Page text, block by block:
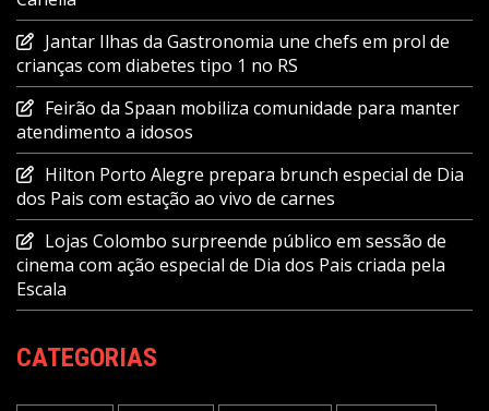
Jantar Ilhas da Gastronomia une chefs em prol de
crianças com diabetes tipo 1 no RS
Feirão da Spaan mobiliza comunidade para manter
atendimento a idosos
Hilton Porto Alegre prepara brunch especial de Dia
dos Pais com estação ao vivo de carnes
Lojas Colombo surpreende público em sessão de
cinema com ação especial de Dia dos Pais criada pela
Escala
CATEGORIAS